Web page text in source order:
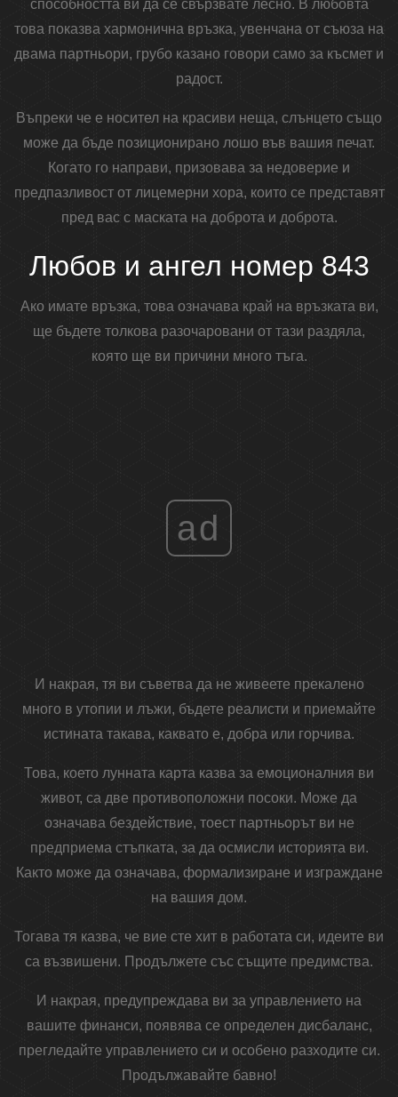
способността ви да се свързвате лесно. В любовта
това показва хармонична връзка, увенчана от съюза на
двама партньори, грубо казано говори само за късмет и
радост.
Въпреки че е носител на красиви неща, слънцето също
може да бъде позиционирано лошо във вашия печат.
Когато го направи, призовава за недоверие и
предпазливост от лицемерни хора, които се представят
пред вас с маската на доброта и доброта.
Любов и ангел номер 843
Ако имате връзка, това означава край на връзката ви,
ще бъдете толкова разочаровани от тази раздяла,
която ще ви причини много тъга.
ad
И накрая, тя ви съветва да не живеете прекалено
много в утопии и лъжи, бъдете реалисти и приемайте
истината такава, каквато е, добра или горчива.
Това, което лунната карта казва за емоционалния ви
живот, са две противоположни посоки. Може да
означава бездействие, тоест партньорът ви не
предприема стъпката, за да осмисли историята ви.
Както може да означава, формализиране и изграждане
на вашия дом.
Тогава тя казва, че вие ​​сте хит в работата си, идеите ви
са възвишени. Продължете със същите предимства.
И накрая, предупреждава ви за управлението на
вашите финанси, появява се определен дисбаланс,
прегледайте управлението си и особено разходите си.
Продължавайте бавно!